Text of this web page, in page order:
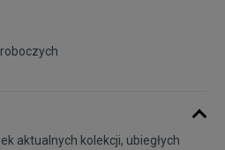
aktualnych kolekcji, ubiegłych